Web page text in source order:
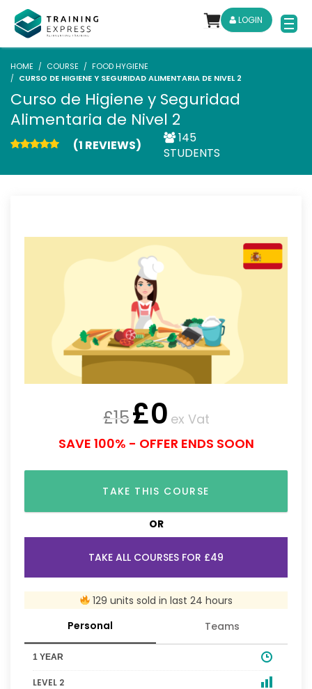
LOGIN
HOME COURSE
FOOD HYGIENE
CURSO DE HIGIENE Y SEGURIDAD ALIMENTARIA DE NIVEL 2
Curso de Higiene y Seguridad
Alimentaria de Nivel 2
(1 REVIEWS)
145
STUDENTS
£15£0 ex Vat
SAVE 100% - OFFER ENDS SOON
TAKE THIS COURSE
OR
TAKE ALL COURSES FOR £49
129 units sold in last 24 hours
Personal
Teams
1 YEAR
LEVEL 2